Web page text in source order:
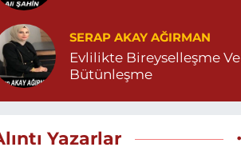
SERAP AKAY AĞIRMAN
Evlilikte Bireyselleşme Ve
Bütünleşme
Yazarlar